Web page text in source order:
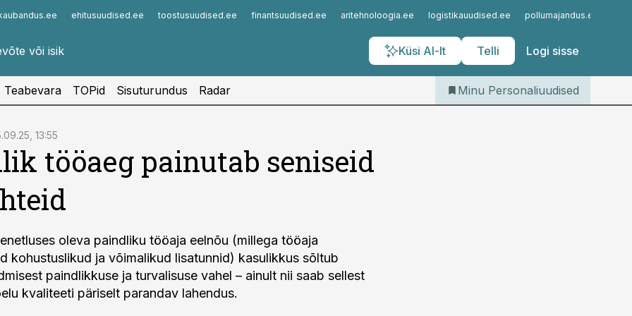
ehitusuudised.ee toostusuudised.ee finantsuudised.ee aritehnoloogia.ee logistikauudised.ee pollumajandus.ee
Küsi AI-lt Telli Logi sisse
Infopank
Iseteenindus
Telli Personaliuudised
Teabevara TOPid Sisuturundus Radar Minu Personaliuudised
13:55
tööaeg painutab seniseid
oleva paindliku tööaja eelnõu (millega tööaja
kohustuslikud ja võimalikud lisatunnid) kasulikkus sõltub
paindlikkuse ja turvalisuse vahel – ainult nii saab sellest
kvaliteeti päriselt parandav lahendus.